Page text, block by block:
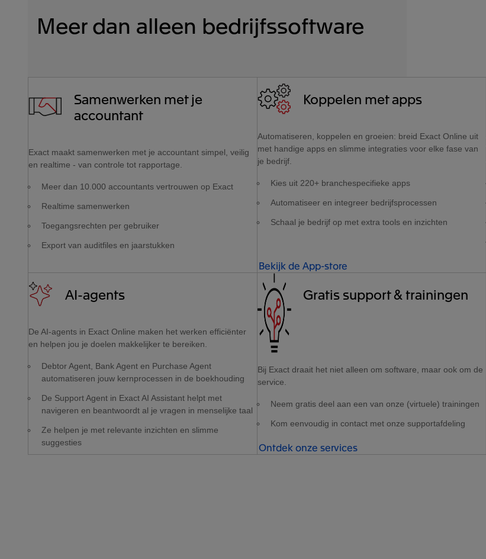
Meer dan alleen bedrijfssoftware
Samenwerken met je
accountant
Exact maakt samenwerken met je accountant simpel, veilig
en realtime - van controle tot rapportage.
Meer dan 10.000 accountants vertrouwen op Exact
Realtime samenwerken
Toegangsrechten per gebruiker
Export van auditfiles en jaarstukken
Koppelen met apps
Automatiseren, koppelen en groeien: breid Exact Online uit
met handige apps en slimme integraties voor elke fase van
je bedrijf.
Kies uit 220+ branchespecifieke apps
Automatiseer en integreer bedrijfsprocessen
Schaal je bedrijf op met extra tools en inzichten
Bekijk de App-store
AI-agents
De AI-agents in Exact Online maken het werken efficiënter
en helpen jou je doelen makkelijker te bereiken.
Debtor Agent, Bank Agent en Purchase Agent
automatiseren jouw kernprocessen in de boekhouding
De Support Agent in Exact AI Assistant helpt met
navigeren en beantwoordt al je vragen in menselijke taal
Ze helpen je met relevante inzichten en slimme
suggesties
Gratis support & trainingen
Bij Exact draait het niet alleen om software, maar ook om de
service.
Neem gratis deel aan een van onze (virtuele) trainingen
Kom eenvoudig in contact met onze supportafdeling
Ontdek onze services